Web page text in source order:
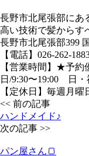
長野市北尾張部にあ
高い技術で髪からす
長野市北尾張部399
【電話】026-262-
【営業時間】★予
日/9:30〜19:00 日・
【定休日】毎週月曜
<< 前の記事
ハンドメイド♪
次の記事 >>
パン屋さん🍞